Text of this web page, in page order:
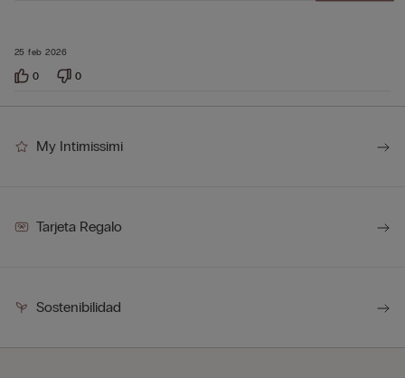
25 feb 2026
0 0
My Intimissimi
Tarjeta Regalo
Sostenibilidad